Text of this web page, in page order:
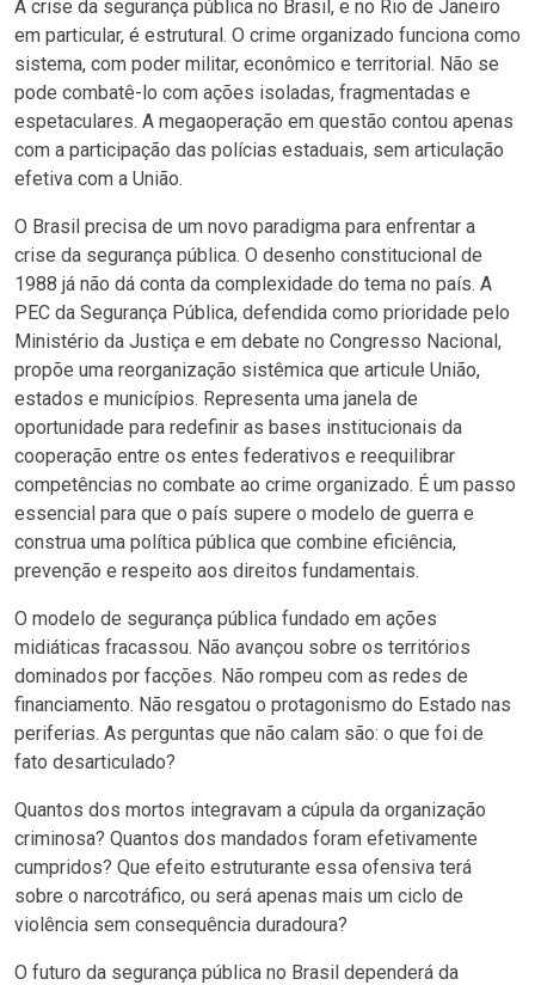
A crise da segurança pública no Brasil, e no Rio de Janeiro
em particular, é estrutural. O crime organizado funciona como
sistema, com poder militar, econômico e territorial. Não se
pode combatê-lo com ações isoladas, fragmentadas e
espetaculares. A megaoperação em questão contou apenas
com a participação das polícias estaduais, sem articulação
efetiva com a União.
O Brasil precisa de um novo paradigma para enfrentar a
crise da segurança pública. O desenho constitucional de
1988 já não dá conta da complexidade do tema no país. A
PEC da Segurança Pública, defendida como prioridade pelo
Ministério da Justiça e em debate no Congresso Nacional,
propõe uma reorganização sistêmica que articule União,
estados e municípios. Representa uma janela de
oportunidade para redefinir as bases institucionais da
cooperação entre os entes federativos e reequilibrar
competências no combate ao crime organizado. É um passo
essencial para que o país supere o modelo de guerra e
construa uma política pública que combine eficiência,
prevenção e respeito aos direitos fundamentais.
O modelo de segurança pública fundado em ações
midiáticas fracassou. Não avançou sobre os territórios
dominados por facções. Não rompeu com as redes de
financiamento. Não resgatou o protagonismo do Estado nas
periferias. As perguntas que não calam são: o que foi de
fato desarticulado?
Quantos dos mortos integravam a cúpula da organização
criminosa? Quantos dos mandados foram efetivamente
cumpridos? Que efeito estruturante essa ofensiva terá
sobre o narcotráfico, ou será apenas mais um ciclo de
violência sem consequência duradoura?
O futuro da segurança pública no Brasil dependerá da